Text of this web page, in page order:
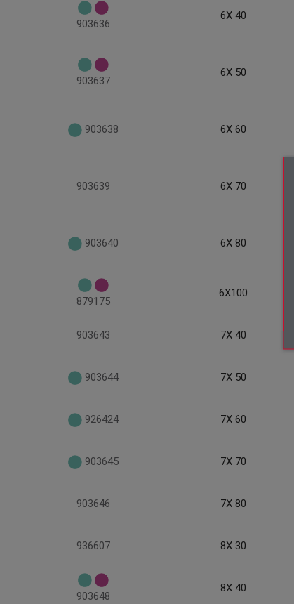
903636
6X 40
903637
6X 50
903638 6X 60
903639 6X 70
903640 6X 80
879175
6X100
903643 7X 40
903644 7X 50
926424 7X 60
903645 7X 70
903646 7X 80
936607 8X 30
903648
8X 40